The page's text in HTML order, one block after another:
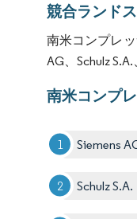
競合ランド
南米コンプレ
AG、Schulz
南米コンプ
Siemens
Schulz S.A.